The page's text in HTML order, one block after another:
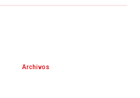
Archivos